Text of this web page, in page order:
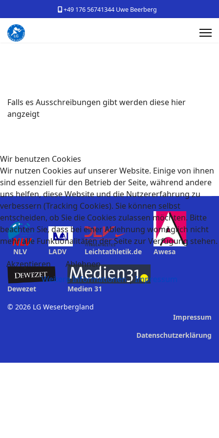
+49 176 56741344 Uwe Beerberg
Falls es Ausschreibungen gibt werden diese hier
angzeigt
NLV LADV Leichtathletik.de Awesa
Dewezet
Medien 31
© 2026 LG Weserbergland
Impressum
Datenschutzerklärung
Wir benutzen Cookies
Wir nutzen Cookies auf unserer Website. Einige von ihnen
sind essenziell für den Betrieb der Seite, während andere
uns helfen, diese Website und die Nutzererfahrung zu
verbessern (Tracking Cookies). Sie können selbst
entscheiden, ob Sie die Cookies zulassen möchten. Bitte
beachten Sie, dass bei einer Ablehnung womöglich nicht
mehr alle Funktionalitäten der Seite zur Verfügung stehen.
Akzeptieren
Ablehnen
Weitere Informationen|Impressum